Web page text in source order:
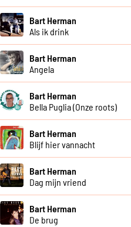
Bart Herman
Als ik drink
Bart Herman
Angela
Bart Herman
Bella Puglia (Onze roots)
Bart Herman
Blijf hier vannacht
Bart Herman
Dag mijn vriend
Bart Herman
De brug